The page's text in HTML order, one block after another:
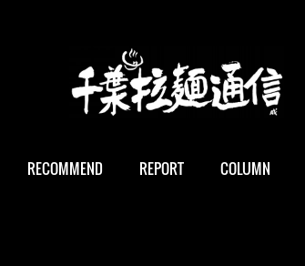
RECOMMEND REPORT COLUMN